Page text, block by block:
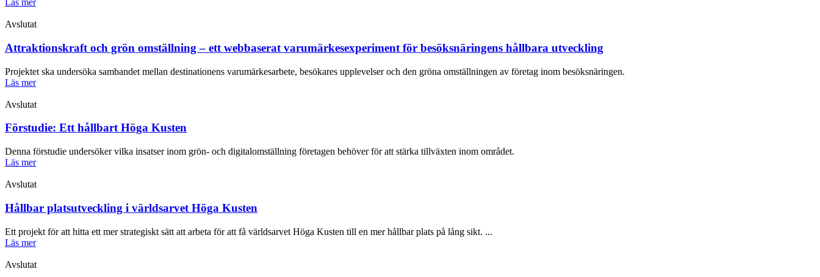
Läs mer
Avslutat
Attraktionskraft och grön omställning – ett webbaserat varumärkesexperiment för besöksnäringens hållbara utveckling
Projektet ska undersöka sambandet mellan destinationens varumärkesarbete, besökares upplevelser och den gröna omställningen av företag inom besöksnäringen.
Läs mer
Avslutat
Förstudie: Ett hållbart Höga Kusten
Denna förstudie undersöker vilka insatser inom grön- och digitalomställning företagen behöver för att stärka tillväxten inom området.
Läs mer
Avslutat
Hållbar platsutveckling i världsarvet Höga Kusten
Ett projekt för att hitta ett mer strategiskt sätt att arbeta för att få världsarvet Höga Kusten till en mer hållbar plats på lång sikt. ...
Läs mer
Avslutat